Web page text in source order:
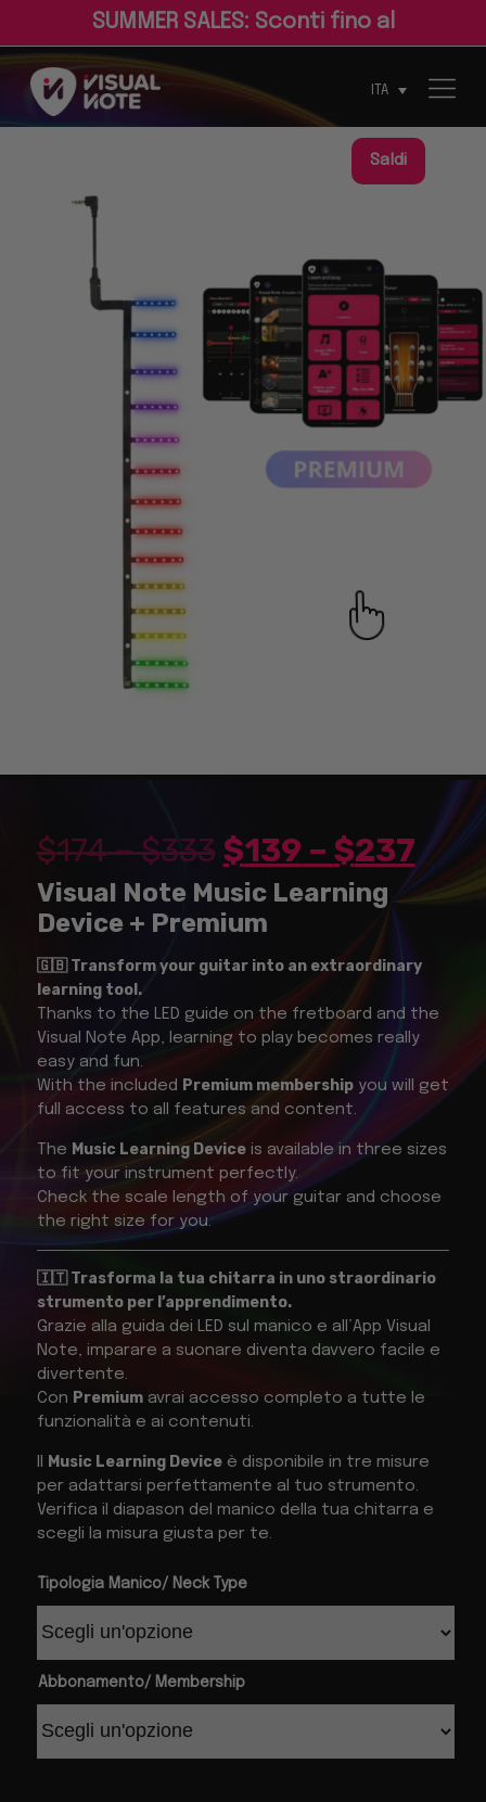
UMMER SALES: Sconti fno al 3
ITA
Saldi
$174–$333 $139 – $237
Visual Note Music Learning
Device + Premium
🇬🇧 Transform your guitar into an extraordinary
learning tool.
Thanks to the LED guide on the fretboard and the
Visual Note App, learning to play becomes really
easy and fun.
With the included Premium membershipyou will get
full access to all features and content.
The Music Learning Deviceis available in three sizes
to fit your instrument perfectly.
Check the scale length of your guitar and choose
the right size for you.
🇮🇹 Trasforma la tua chitarra in uno straordinario
strumento per l’apprendimento.
Grazie alla guida dei LED sul manico e all’App Visual
Note, imparare a suonare diventa davvero facile e
divertente.
Con Premiumavrai accesso completo a tutte le
funzionalità e ai contenuti.
Music Learning Deviceè disponibile in tre misure
per adattarsi perfettamente al tuo strumento.
Verifica il diapason del manico della tua chitarra e
scegli la misura giusta per te.
Tipologia Manico/ Neck Type
Abbonamento/ Membership